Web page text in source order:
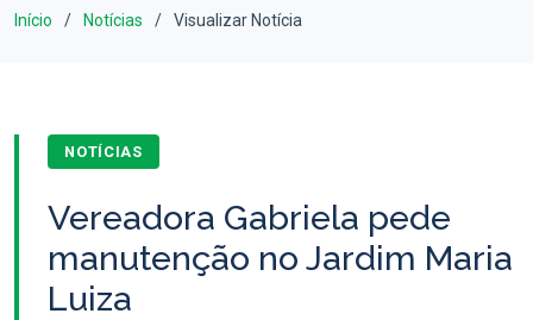
Início Notícias Visualizar Notícia
NOTÍCIAS
Vereadora Gabriela pede
manutenção no Jardim Maria
Luiza